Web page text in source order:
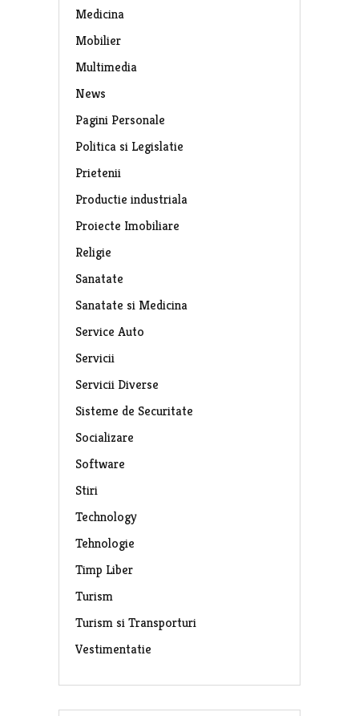
Medicina
Mobilier
Multimedia
News
Pagini Personale
Politica si Legislatie
Prietenii
Productie industriala
Proiecte Imobiliare
Religie
Sanatate
Sanatate si Medicina
Service Auto
Servicii
Servicii Diverse
Sisteme de Securitate
Socializare
Software
Stiri
Technology
Tehnologie
Timp Liber
Turism
Turism si Transporturi
Vestimentatie